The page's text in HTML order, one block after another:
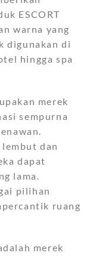
ESCORT
warna yang
digunakan di
hingga spa
merek
sempurna
dan
dapat
lama.
pilihan
ruang
merek